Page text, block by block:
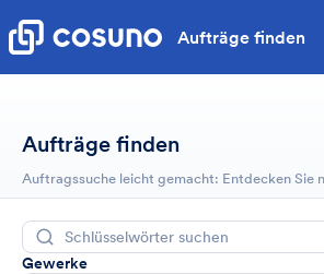
Aufträge finden
Aufträge finden
Auftragssuche leicht gemacht: Entdecken Sie
Gewerke